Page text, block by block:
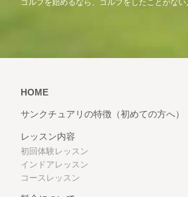
ゴルフを始めるなら、ゴルフをしたことがな
HOME
サンクチュアリの特徴（初めての方へ）
レッスン内容
初回体験レッスン
インドアレッスン
コースレッスン